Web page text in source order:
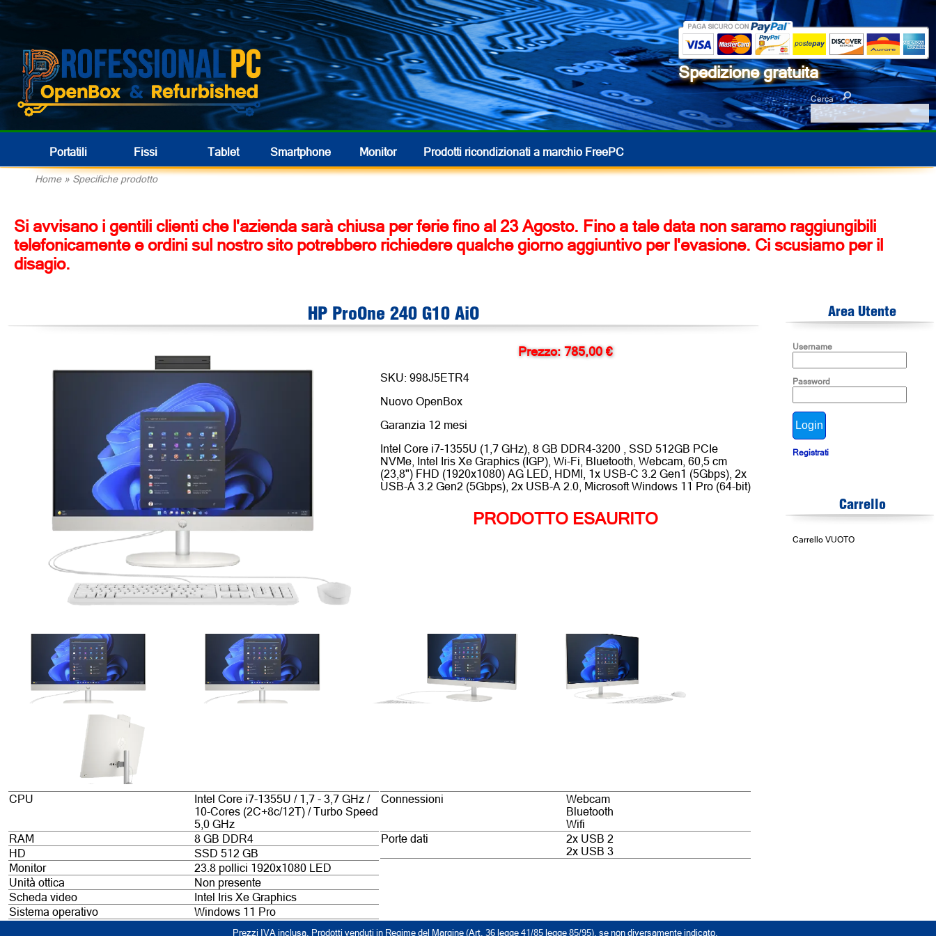
Portatili Fissi Tablet Smartphone Monitor Prodotti ricondizionati a marchio FreePC
Home» Specifiche prodotto
Cerca
Spedizione gratuita
Si avvisano i gentili clienti che l'azienda sarà chiusa per ferie fino al 23 Agosto. Fino a tale data non saramo raggiungibili
telefonicamente e ordini sul nostro sito potrebbero richiedere qualche giorno aggiuntivo per l'evasione. Ci scusiamo per il
disagio.
HP ProOne 240 G10 AiO
Prezzo: 785,00 €
SKU: 998J5ETR4
Nuovo OpenBox
Garanzia 12 mesi
Intel Core i7-1355U (1,7 GHz), 8 GB DDR4-3200 , SSD 512GB PCIe
NVMe, Intel Iris Xe Graphics (IGP), Wi-Fi, Bluetooth, Webcam, 60,5 cm
(23,8") FHD (1920x1080) AG LED, HDMI, 1x USB-C 3.2 Gen1 (5Gbps), 2x
USB-A 3.2 Gen2 (5Gbps), 2x USB-A 2.0, Microsoft Windows 11 Pro (64-bit)
PRODOTTO ESAURITO
CPU
Intel Core i7-1355U / 1,7 - 3,7 GHz /
10-Cores (2C+8c/12T) / Turbo Speed
5,0 GHz
RAM
8 GB DDR4
HD
SSD 512 GB
Monitor
23.8 pollici 1920x1080 LED
Unità ottica
Non presente
Scheda video
Intel Iris Xe Graphics
Sistema operativo
Windows 11 Pro
Connessioni
Webcam
Bluetooth
Wifi
Porte dati
2x USB 2
2x USB 3
Area Utente
Username
Password
Registrati
Carrello
Carrello VUOTO
Prezzi IVA inclusa. Prodotti venduti in Regime del Margine (Art. 36 legge 41/85 legge 85/95), se non diversamente indicato.